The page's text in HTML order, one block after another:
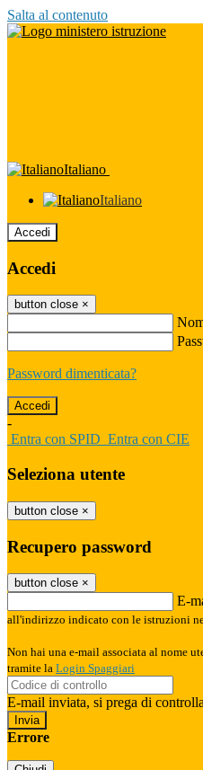
Salta al contenuto
Italiano
Italiano
Accedi
Accedi
button close ×
Password dimenticata?
-
Entra con SPID Entra con CIE
Seleziona utente
button close ×
Recupero password
button close ×
E-
all'indirizzo indicato con le istruzioni
Non hai una e-mail associata al nome
tramite la Login Spaggiari
E-mail inviata, si prega di
Errore